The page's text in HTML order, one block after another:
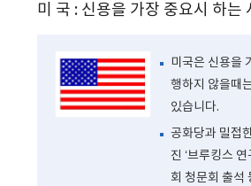
미 국 : 신용을 가장 중요시 하는
미국은 신용을
행하지 않을때
있습니다.
공화당과 밀접
진 ‘브루킹스
회 청문회 출석